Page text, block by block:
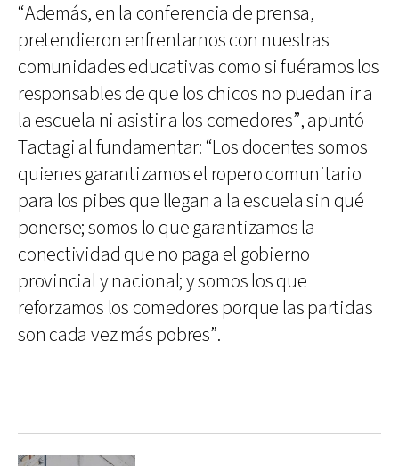
“Además, en la conferencia de prensa,
pretendieron enfrentarnos con nuestras
comunidades educativas como si fuéramos los
responsables de que los chicos no puedan ir a
la escuela ni asistir a los comedores”, apuntó
Tactagi al fundamentar: “Los docentes somos
quienes garantizamos el ropero comunitario
para los pibes que llegan a la escuela sin qué
ponerse; somos lo que garantizamos la
conectividad que no paga el gobierno
provincial y nacional; y somos los que
reforzamos los comedores porque las partidas
son cada vez más pobres”.